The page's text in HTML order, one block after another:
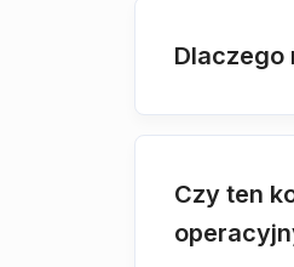
Dlaczego
Czy ten